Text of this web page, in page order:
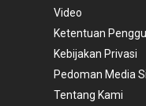
Video
Ketentuan
Kebijakan Privasi
Pedoman Media
Tentang Kami